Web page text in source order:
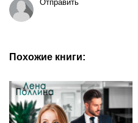
Отправить
Похожие книги: